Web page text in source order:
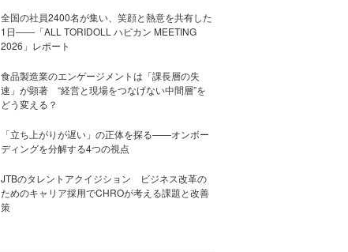
全国の社員2400名が集い、笑顔と熱意を共有した
1日――「ALL TORIDOLL ハピカン MEETING
2026」レポート
食品製造業のエンゲージメントは「課長層の失
速」が顕著 “経営と現場をつなげない中間層”を
どう変える？
「立ち上がりが遅い」の正体を探る——オンボー
ディングを分解する4つの視点
JTBのタレントアクイジション ビジネス改革の
ためのキャリア採用でCHROが考える課題と改善
策